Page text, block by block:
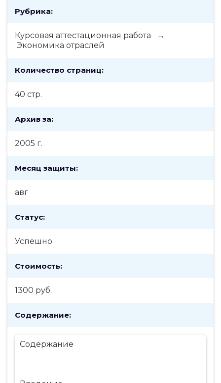
Рубрика:
Курсовая аттестационная работа →
Экономика отраслей
Количество страниц:
40 стр.
Архив за:
2005 г.
Месяц защиты:
авг
Статус:
Успешно
Стоимость:
1300 руб.
Содержание:
Содержание